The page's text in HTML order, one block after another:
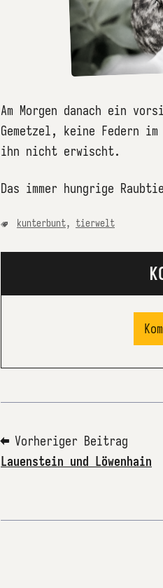
Am Morgen danach ein
Gemetzel, keine Federn
ihn nicht erwischt.
Das immer hungrige
kunterbunt, tierwelt
⬅ Vorheriger Beitrag
Lauenstein und Löwenhain